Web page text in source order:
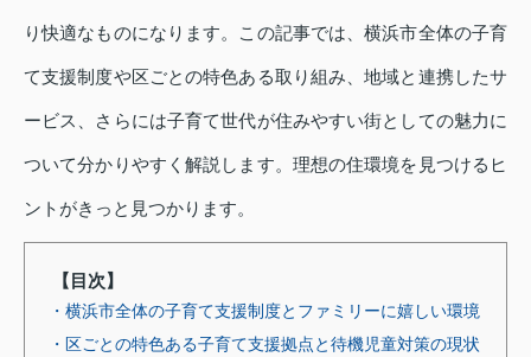
り快適なものになります。この記事では、横浜市全体の子育
て支援制度や区ごとの特色ある取り組み、地域と連携したサ
ービス、さらには子育て世代が住みやすい街としての魅力に
ついて分かりやすく解説します。理想の住環境を見つけるヒ
ントがきっと見つかります。
【目次】
・横浜市全体の子育て支援制度とファミリーに嬉しい環境
・区ごとの特色ある子育て支援拠点と待機児童対策の現状